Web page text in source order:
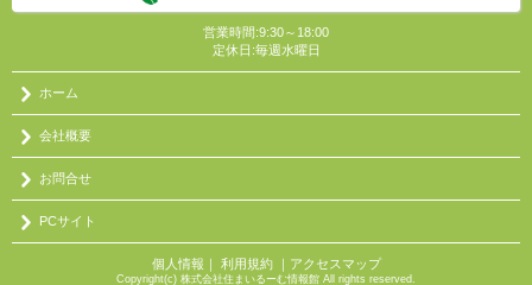
営業時間:9:30～18:00
定休日:毎週水曜日
ホーム
会社概要
お問合せ
PCサイト
個人情報 利用規約｜ アクセスマップ
Copyright(c) 株式会社住まいるーむ情報館 All rights reserved.